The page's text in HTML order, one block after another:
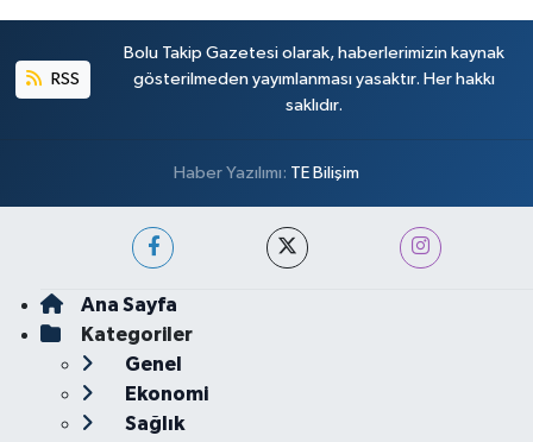
RSS
Bolu Takip Gazetesi olarak, haberlerimizin kaynak
gösterilmeden yayımlanması yasaktır. Her hakkı
saklıdır.
Haber Yazılımı: TE Bilişim
Ana Sayfa
Kategoriler
Genel
Ekonomi
Sağlık